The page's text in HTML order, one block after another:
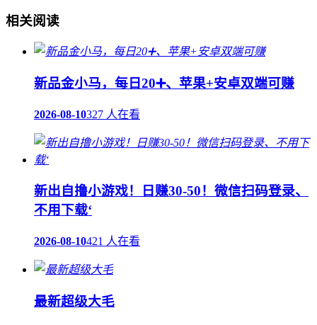
相关阅读
新品金小马，每日20➕、苹果+安卓双端可赚
2026-08-10327 人在看
新出自撸小游戏！日赚30-50！微信扫码登录、
不用下载‘
2026-08-10421 人在看
最新超级大毛